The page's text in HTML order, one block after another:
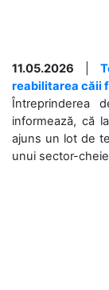
11.05.2026 |
reabilitarea căii
Întreprinderea
informează, că
ajuns un lot de
unui sector-